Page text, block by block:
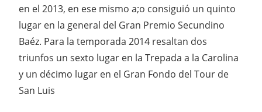
en el 2013, en ese mismo a;o consiguió un quinto
lugar en la general del Gran Premio Secundino
Baéz. Para la temporada 2014 resaltan dos
triunfos un sexto lugar en la Trepada a la Carolina
y un décimo lugar en el Gran Fondo del Tour de
San Luis